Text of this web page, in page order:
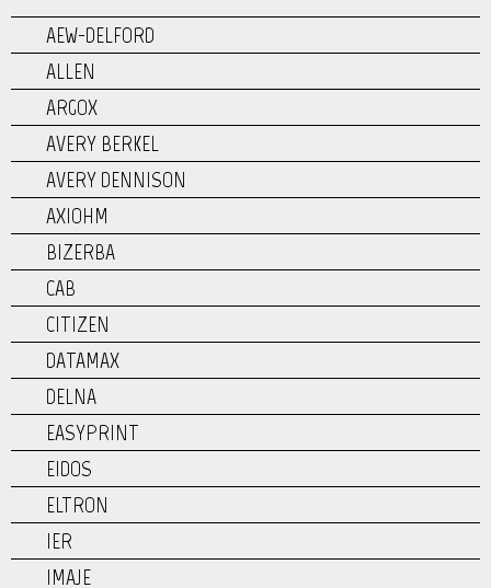
AEW-DELFORD
ALLEN
ARGOX
AVERY BERKEL
AVERY DENNISON
AXIOHM
BIZERBA
CAB
CITIZEN
DATAMAX
DELNA
EASYPRINT
EIDOS
ELTRON
IER
IMAJE